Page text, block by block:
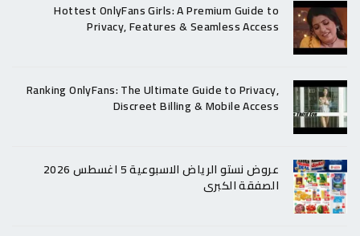
Hottest OnlyFans Girls: A Premium Guide to
Privacy, Features & Seamless Access
Ranking OnlyFans: The Ultimate Guide to Privacy,
Discreet Billing & Mobile Access
عروض نستو الرياض الاسبوعية 5 اغسطس 2026
الصفقة الكبرى